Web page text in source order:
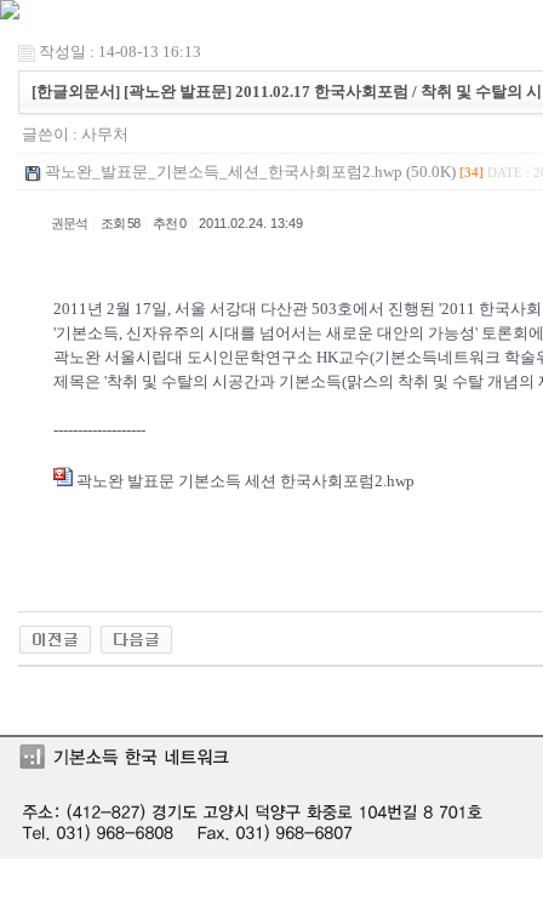
작성일 : 14-08-13 16:13
[한글외문서] [곽노완 발표문] 2011.02.17 한국사회포럼 / 착취 및 수탈의
글쓴이 : 사무처
곽노완_발표문_기본소득_세션_한국사회포럼2.hwp (50.0K) [34] DATE :
권문석 조회 58 추천 0 2011.02.24. 13:49
2011년 2월 17일, 서울 서강대 다산관 503호에서 진행된 '2011 한국사
'기본소득, 신자유주의 시대를 넘어서는 새로운 대안의 가능성' 토론회
곽노완 서울시립대 도시인문학연구소 HK교수(기본소득네트워크 학술
제목은 '착취 및 수탈의 시공간과 기본소득(맑스의 착취 및 수탈 개념의
-------------------
곽노완 발표문 기본소득 세션 한국사회포럼2.hwp